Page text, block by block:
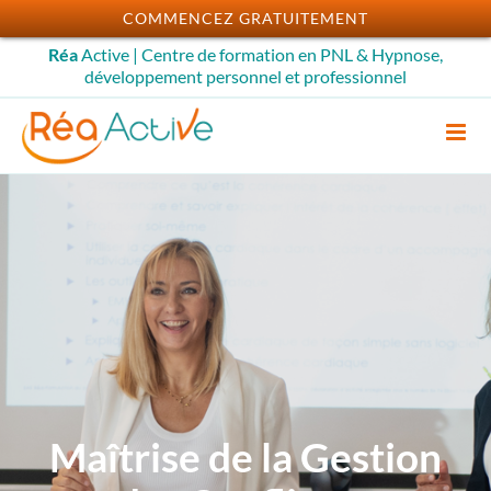
Passer
au
contenu
RéaActive | Centre de formation en PNL & Hypnose,
développement personnel et professionnel
Maîtrise de la Gestion
COMMENCEZ GRATUITEMENT